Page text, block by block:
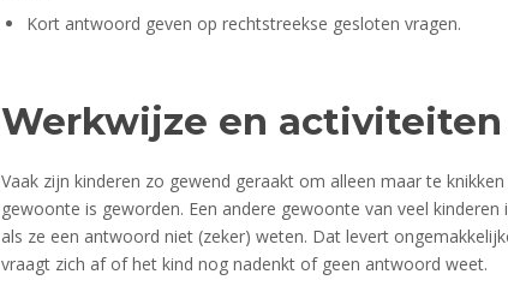
Kort antwoord geven op rechtstreekse gesloten vragen.
Werkwijze en activiteiten
Vaak zijn kinderen zo gewend geraakt om alleen maar te
gewoonte is geworden. Een andere gewoonte van veel
als ze een antwoord niet (zeker) weten. Dat levert
vraagt zich af of het kind nog nadenkt of geen antwoord weet.